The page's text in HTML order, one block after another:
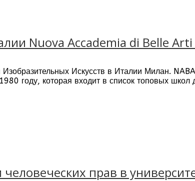
Nuova Accademia di Belle
Искусств в Италии Милан.
году, которая входит в список топовых
программы
прав в